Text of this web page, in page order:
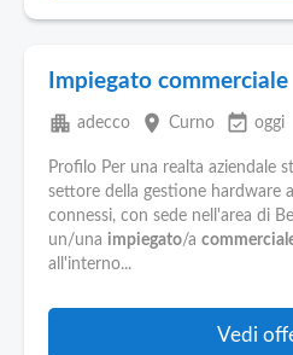
Impiegato commerciale
apartment adecco place Curno event_available oggi
Profilo Per una realta aziendale
settore della gestione hardware
connessi, con sede nell'area di
un/una impiegato/a
all'interno...
Vedi